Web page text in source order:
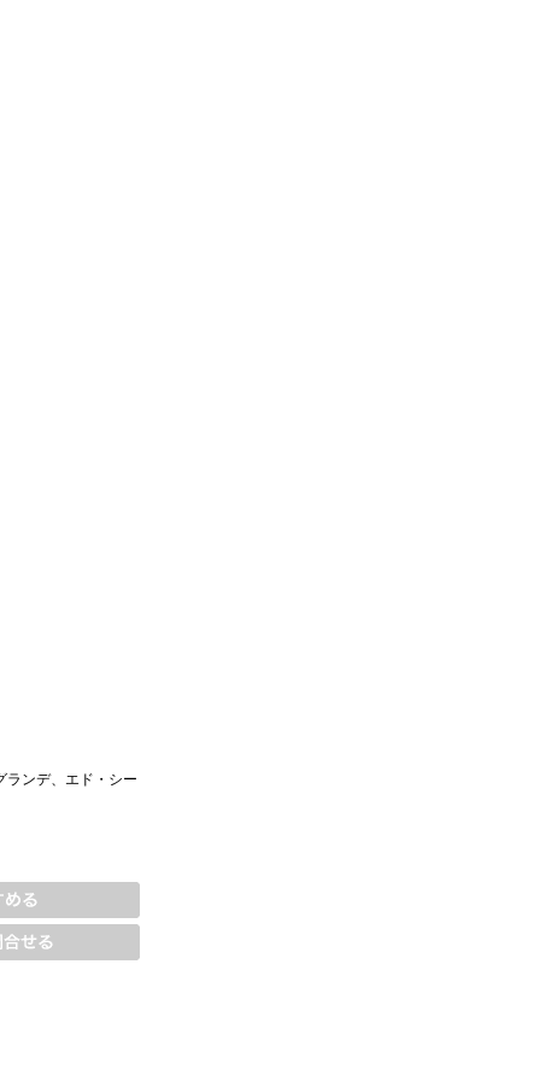
ランデ、エド・シー